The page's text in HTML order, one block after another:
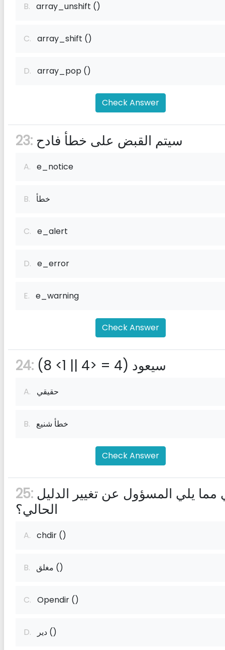
B. array_unshift ()
C. array_shift ()
D. array_pop ()
Check Answer
23: سيتم القبض على خطأ فادح
A. e_notice
B. خطأ
C. e_alert
D. e_error
E. e_warning
Check Answer
24: (8 <1 || 4> = 4) سيعود
A. حقيقي
B. خطأ شنيع
Check Answer
25:
الحالي؟
A. chdir ()
B. مغلق ()
C. Opendir ()
D. دير ()